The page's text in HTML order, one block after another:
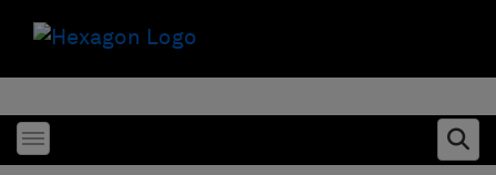
Toggle menubar